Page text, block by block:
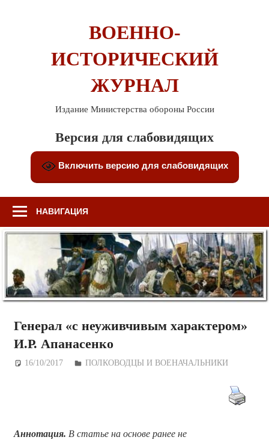
ВОЕННО-
ИСТОРИЧЕСКИЙ
ЖУРНАЛ
Издание Министерства обороны России
Версия для слабовидящих
Включить версию для слабовидящих
НАВИГАЦИЯ
Генерал «с неуживчивым характером»
И.Р. Апанасенко
16/10/2017 Дежурный по Редакции
ПОЛКОВОДЦЫ И ВОЕНАЧАЛЬНИКИ
Аннотация. В статье на основе ранее не